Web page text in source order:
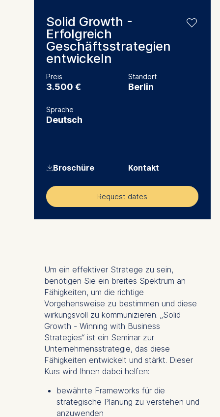
Um ein effektiver Stratege zu sein,
benötigen Sie ein breites Spektrum an
Fähigkeiten, um die richtige
Vorgehensweise zu bestimmen und diese
wirkungsvoll zu kommunizieren. „Solid
Growth - Winning with Business
Strategies“ ist ein Seminar zur
Unternehmensstrategie, das diese
Fähigkeiten entwickelt und stärkt. Dieser
Kurs wird Ihnen dabei helfen:
bewährte Frameworks für die
strategische Planung zu verstehen und
anzuwenden
Solid Growth -
Erfolgreich
Geschäftsstrategien
entwickeln
Preis
3.500 €
Standort
Berlin
Sprache
Deutsch
⇓Broschüre Kontakt
Request dates